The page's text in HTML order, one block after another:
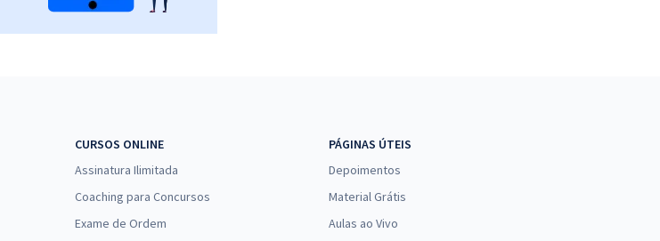
CURSOS ONLINE
Assinatura Ilimitada
Coaching para Concursos
Exame de Ordem
PÁGINAS ÚTEIS
Depoimentos
Material Grátis
Aulas ao Vivo